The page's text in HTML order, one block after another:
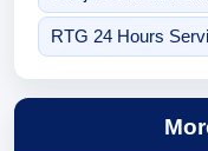
RTG 24 Hours